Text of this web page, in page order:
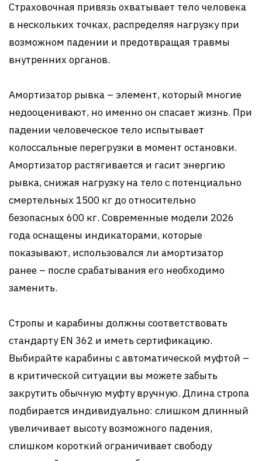
Страховочная привязь охватывает тело человека
в нескольких точках, распределяя нагрузку при
возможном падении и предотвращая травмы
внутренних органов.
Амортизатор рывка – элемент, который многие
недооценивают, но именно он спасает жизнь. При
падении человеческое тело испытывает
колоссальные перегрузки в момент остановки.
Амортизатор растягивается и гасит энергию
рывка, снижая нагрузку на тело с потенциально
смертельных 1500 кг до относительно
безопасных 600 кг. Современные модели 2026
года оснащены индикаторами, которые
показывают, использовался ли амортизатор
ранее – после срабатывания его необходимо
заменить.
Стропы и карабины должны соответствовать
стандарту EN 362 и иметь сертификацию.
Выбирайте карабины с автоматической муфтой –
в критической ситуации вы можете забыть
закрутить обычную муфту вручную. Длина стропа
подбирается индивидуально: слишком длинный
увеличивает высоту возможного падения,
слишком короткий ограничивает свободу